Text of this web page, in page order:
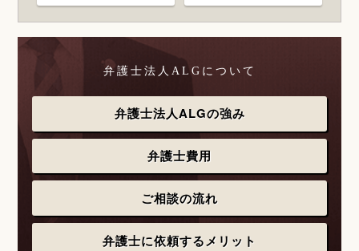
弁護士法人ALGについて
弁護士法人ALGの強み
弁護士費用
ご相談の流れ
弁護士に依頼するメリット